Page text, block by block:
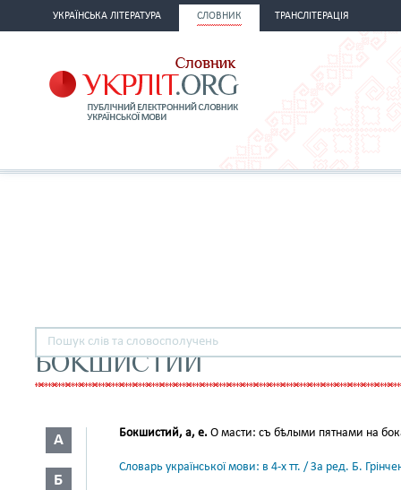
УКРАЇНСЬКА ЛІТЕРАТУРА СЛОВНИК ТРАНСЛІТЕРАЦІЯ
БОКШИСТИЙ
А
Б
Бокшистий, а, е. О масти: съ бѣлыми пятнами на
Словарь української мови: в 4-х тт. / За ред. Б.